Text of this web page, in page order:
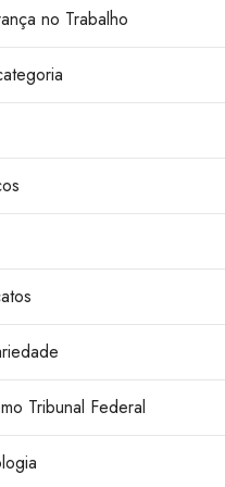
no Trabalho
Tribunal Federal